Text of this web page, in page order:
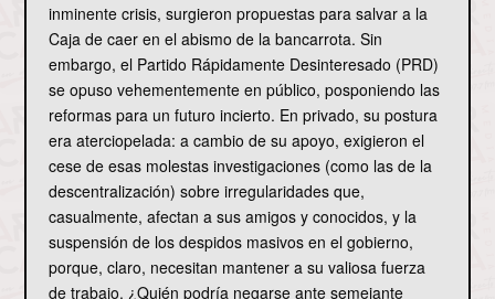
inminente crisis, surgieron propuestas para salvar a la
Caja de caer en el abismo de la bancarrota. Sin
embargo, el Partido Rápidamente Desinteresado (PRD)
se opuso vehementemente en público, posponiendo las
reformas para un futuro incierto. En privado, su postura
era aterciopelada: a cambio de su apoyo, exigieron el
cese de esas molestas investigaciones (como las de la
descentralización) sobre irregularidades que,
casualmente, afectan a sus amigos y conocidos, y la
suspensión de los despidos masivos en el gobierno,
porque, claro, necesitan mantener a su valiosa fuerza
de trabajo. ¿Quién podría negarse ante semejante